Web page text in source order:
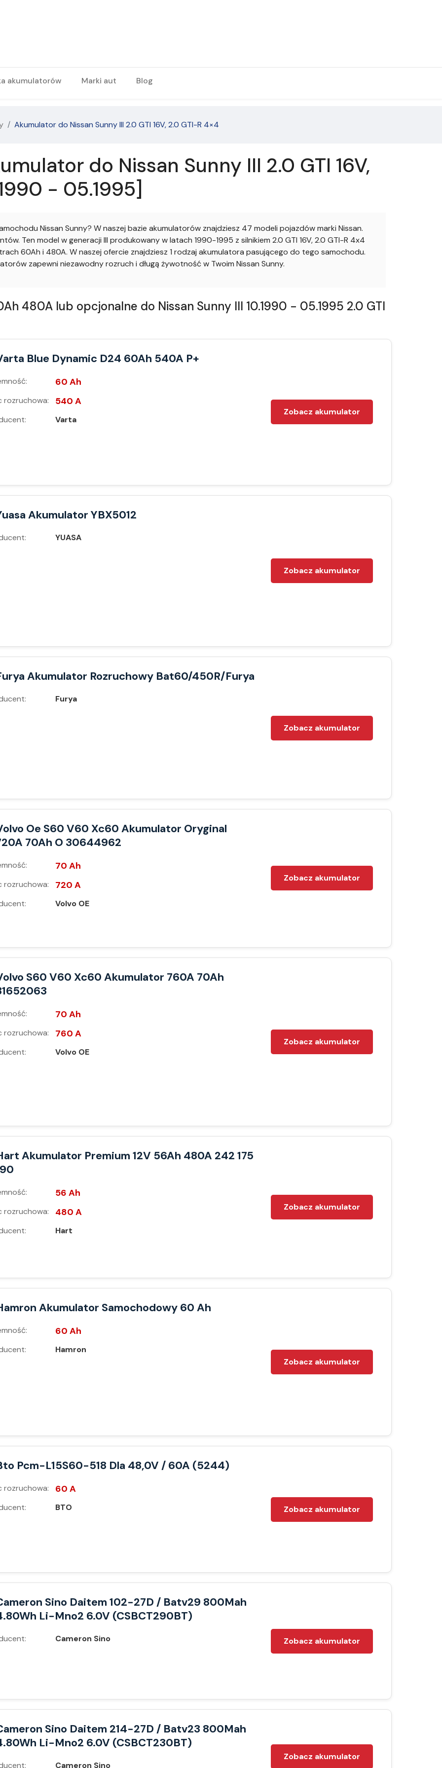
akumulatorów Marki aut Blog
Akumulator do Nissan Sunny III 2.0 GTI 16V, 2.0 GTI-R 4×4
do Nissan Sunny III 2.0 GTI 16V,
- 05.1995]
Nissan Sunny? W naszej bazie akumulatorów znajdziesz 47 modeli pojazdów marki Nissan.
Ten model w generacji III produkowany w latach 1990-1995 z silnikiem 2.0 GTI 16V, 2.0 GTI-R 4x4
60Ah i 480A. W naszej ofercie znajdziesz 1 rodzaj akumulatora pasującego do tego samochodu.
zapewni niezawodny rozruch i długą żywotność w Twoim Nissan Sunny.
480A lub opcjonalne do Nissan Sunny III 10.1990 - 05.1995 2.0 GTI
Blue Dynamic D24 60Ah 540A P+
60 Ah
rozruchowa: 540 A
Varta
Zobacz akumulator
Akumulator YBX5012
YUASA
Zobacz akumulator
Akumulator Rozruchowy Bat60/450R/Furya
Furya
Zobacz akumulator
Oe S60 V60 Xc60 Akumulator Oryginal
70Ah O 30644962
70 Ah
rozruchowa: 720 A
Volvo OE
Zobacz akumulator
S60 V60 Xc60 Akumulator 760A 70Ah
70 Ah
rozruchowa: 760 A
Volvo OE
Zobacz akumulator
Akumulator Premium 12V 56Ah 480A 242 175
56 Ah
rozruchowa: 480 A
Hart
Zobacz akumulator
Akumulator Samochodowy 60 Ah
60 Ah
Hamron
Zobacz akumulator
Pcm-L15S60-518 Dla 48,0V / 60A (5244)
rozruchowa: 60 A
BTO Zobacz akumulator
Sino Daitem 102-27D / Batv29 800Mah
Li-Mno2 6.0V (CSBCT290BT)
Cameron Sino Zobacz akumulator
Sino Daitem 214-27D / Batv23 800Mah
Li-Mno2 6.0V (CSBCT230BT)
Cameron Sino
Zobacz akumulator